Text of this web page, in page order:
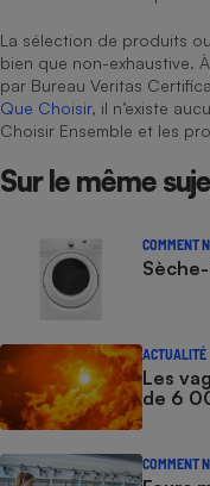
La sélection de produits
bien que non-exhaustive.
par Bureau Veritas
Que Choisir, il n’existe
Choisir Ensemble et les
Sur le même
COMMENT
ACTUALITÉ
Les
de 6
COMMENT